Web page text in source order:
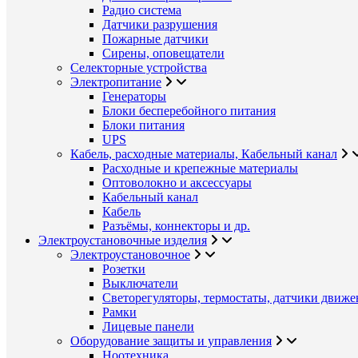
Радио система
Датчики разрушения
Пожарные датчики
Сирены, оповещатели
Селекторные устройства
Электропитание
Генераторы
Блоки бесперебойного питания
Блоки питания
UPS
Кабель, расходные материалы, Кабельный канал
Расходные и крепежные материалы
Оптоволокно и аксессуары
Кабельный канал
Кабель
Разъёмы, коннекторы и др.
Электроустановочные изделия
Электроустановочное
Розетки
Выключатели
Светорегуляторы, термостаты, датчики
Рамки
Лицевые панели
Оборудование защиты и управления
Ноотехника